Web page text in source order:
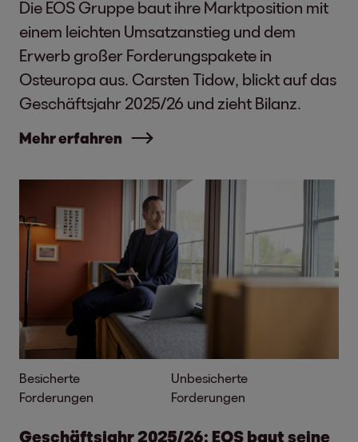
Die EOS Gruppe baut ihre Marktposition mit
einem leichten Umsatzanstieg und dem
Erwerb großer Forderungspakete in
Osteuropa aus. Carsten Tidow, blickt auf das
Geschäftsjahr 2025/26 und zieht Bilanz.
Mehr erfahren
Besicherte
Forderungen
Unbesicherte
Forderungen
Geschäftsjahr 2025/26: EOS baut seine